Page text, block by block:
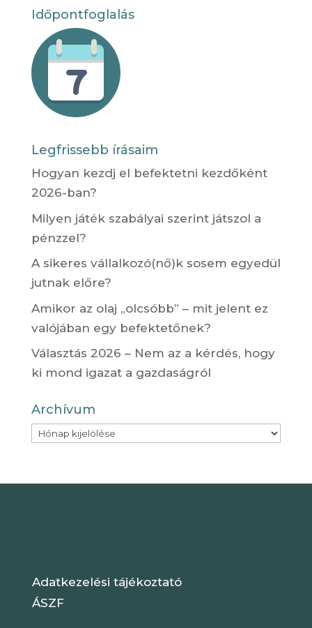
Időpontfoglalás
Legfrissebb írásaim
Hogyan kezdj el befektetni kezdőként
2026-ban?
Milyen játék szabályai szerint játszol a
pénzzel?
A sikeres vállalkozó(nő)k sosem egyedül
jutnak előre?
Amikor az olaj „olcsóbb” – mit jelent ez
valójában egy befektetőnek?
Választás 2026 – Nem az a kérdés, hogy
ki mond igazat a gazdaságról
Archívum
Archívum
Adatkezelési tájékoztató
ÁSZF